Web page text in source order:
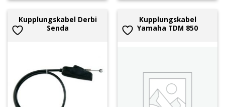
Kupplungskabel Derbi
Senda
Kupplungskabel
Yamaha TDM 850